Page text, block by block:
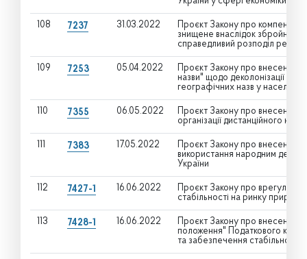
108 7237 31.03.2022
Проєкт Закону про
знищене внаслідок збройної
справедливий розподіл
109 7253 05.04.2022
Проєкт Закону про внесення
назви" щодо деколонізації
географічних назв у
110 7355 06.05.2022
Проєкт Закону про внесення
організації дистанційного
111 7383 17.05.2022
Проєкт Закону про внесення
використання народним
України
112 7427-1 16.06.2022
Проєкт Закону про
стабільності на ринку
113 7428-1 16.06.2022
Проєкт Закону про внесення
положення" Податкового
та забезпечення